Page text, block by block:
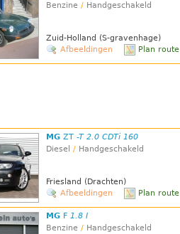
Benzine / Handgeschakeld
Zuid-Holland (S-gravenhage)
Afbeeldingen
Plan route
MG ZT -T 2.0 CDTi 160
Diesel
/ Handgeschakeld
Friesland (Drachten)
Afbeeldingen
Plan route
MG F 1.8 I
Benzine / Handgeschakeld